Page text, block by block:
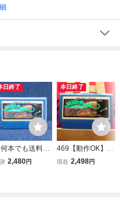
日終了
何本でも送料23
！出品多数】
2,480円
本日終了
469【動作OK】
ミリピード 巨大昆
現在 2,498円